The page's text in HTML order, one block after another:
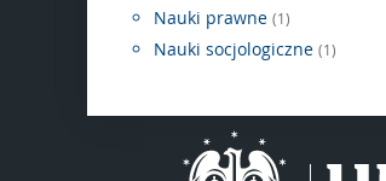
Nauki prawne (1)
Nauki socjologiczne (1)